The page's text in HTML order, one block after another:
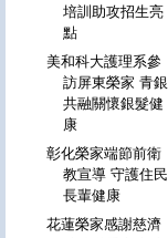
培訓助攻招生亮
點
美和科大護理系參
訪屏東榮家 青銀
共融關懷銀髮健
康
彰化榮家端節前衛
教宣導 守護住民
長輩健康
花蓮榮家感謝慈濟